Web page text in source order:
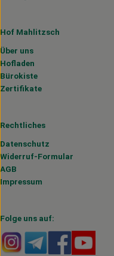
Hof Mahlitzsch
Über uns
Hofladen
Bürokiste
Zertifikate
Rechtliches
Datenschutz
Widerruf-Formular
AGB
Impressum
Folge uns auf:
Externer Link zu
Externer Link
Externer